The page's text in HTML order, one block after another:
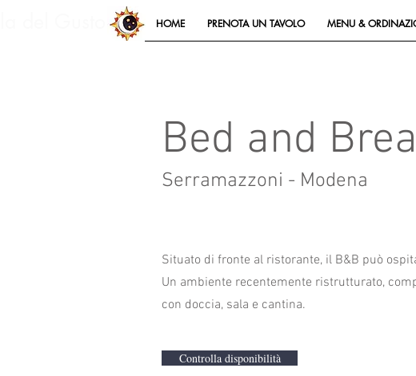
HOME PRENOTA UN TAVOLO MENU &
Bed and
Serramazzoni - Modena
Situato di fronte al ristorante, il B&B può
Un ambiente recentemente ristrutturato,
con doccia, sala e cantina.
Controlla disponibilità